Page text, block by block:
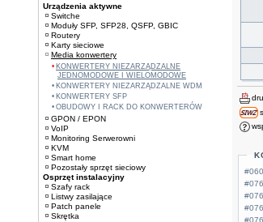
Urządzenia aktywne
Switche
Moduły SFP, SFP28, QSFP, GBIC
Routery
Karty sieciowe
Media konwertery
KONWERTERY NIEZARZĄDZALNE
JEDNOMODOWE I WIELOMODOWE
KONWERTERY NIEZARZĄDZALNE WDM
KONWERTERY SFP
OBUDOWY I RACK DO KONWERTERÓW
GPON / EPON
VoIP
Monitoring Serwerowni
KVM
Smart home
Pozostały sprzęt sieciowy
Osprzęt instalacyjny
Szafy rack
Listwy zasilające
Patch panele
Skrętka